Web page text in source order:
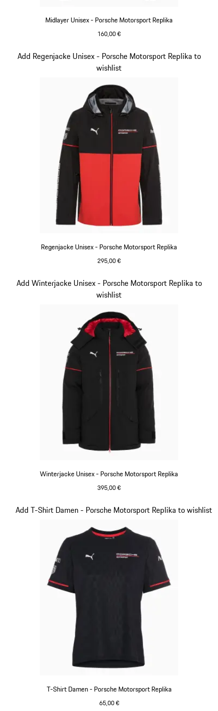
Midlayer Unisex - Porsche Motorsport Replika
160,00 €
Regenjacke Unisex - Porsche Motorsport Replika
295,00 €
Add Regenjacke Unisex - Porsche Motorsport Replika to
wishlist
Slide 5 von 20
Winterjacke Unisex - Porsche Motorsport Replika
395,00 €
Add Winterjacke Unisex - Porsche Motorsport Replika to
wishlist
Slide 6 von 20
T-Shirt Damen - Porsche Motorsport Replika
65,00 €
Add T-Shirt Damen - Porsche Motorsport Replika to wishlist
Slide 7 von 20